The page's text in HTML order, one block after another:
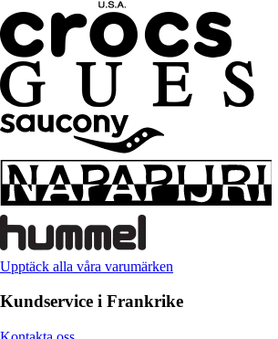
Upptäck alla våra varumärken
Kundservice i Frankrike